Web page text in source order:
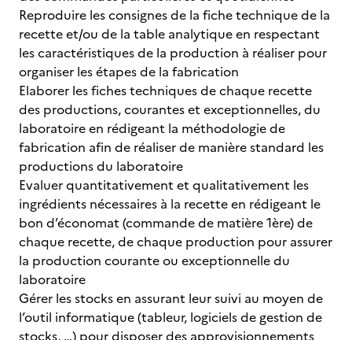
Reproduire les consignes de la fiche technique de la
recette et/ou de la table analytique en respectant
les caractéristiques de la production à réaliser pour
organiser les étapes de la fabrication
Elaborer les fiches techniques de chaque recette
des productions, courantes et exceptionnelles, du
laboratoire en rédigeant la méthodologie de
fabrication afin de réaliser de manière standard les
productions du laboratoire
Evaluer quantitativement et qualitativement les
ingrédients nécessaires à la recette en rédigeant le
bon d’économat (commande de matière 1ère) de
chaque recette, de chaque production pour assurer
la production courante ou exceptionnelle du
laboratoire
Gérer les stocks en assurant leur suivi au moyen de
l’outil informatique (tableur, logiciels de gestion de
stocks, …) pour disposer des approvisionnements